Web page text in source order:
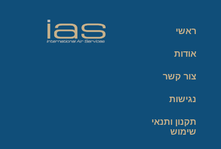
ראשי
אודות
צור קשר
נגישות
תקנון ותנאי
שימוש